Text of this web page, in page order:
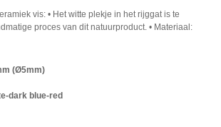
vis: • Het witte plekje in het rijggat is te
proces van dit natuurproduct. • Materiaal:
(Ø5mm)
dark blue-red